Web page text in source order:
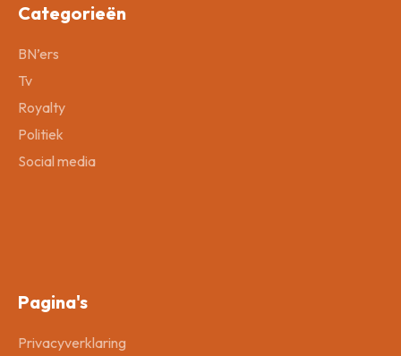
Categorieën
BN’ers
Tv
Royalty
Politiek
Social media
Pagina's
Privacyverklaring